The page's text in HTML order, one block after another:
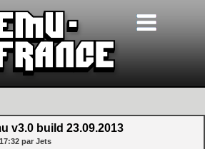
v3.0 build 23.09.2013
17:32 par Jets